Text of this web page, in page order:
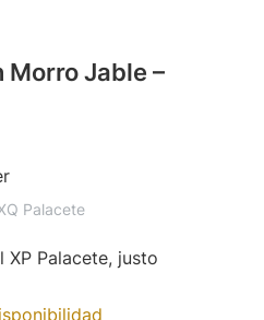
Morro Jable –
Palacete
XP Palacete, justo